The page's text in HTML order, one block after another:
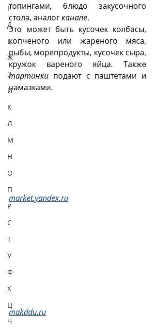
Г
Д
Е
Ж
З
И
К
Л
М
Н
О
П
Р
С
Т
У
Ф
Х
Ц
Ч
топингами, блюдо закусочного
стола, аналог канапе.
Это может быть кусочек колбасы,
копченого или жареного мяса,
рыбы, морепродукты, кусочек сыра,
тартинки подают с паштетами и
намазками.
market.yandex.ru
makddu.ru